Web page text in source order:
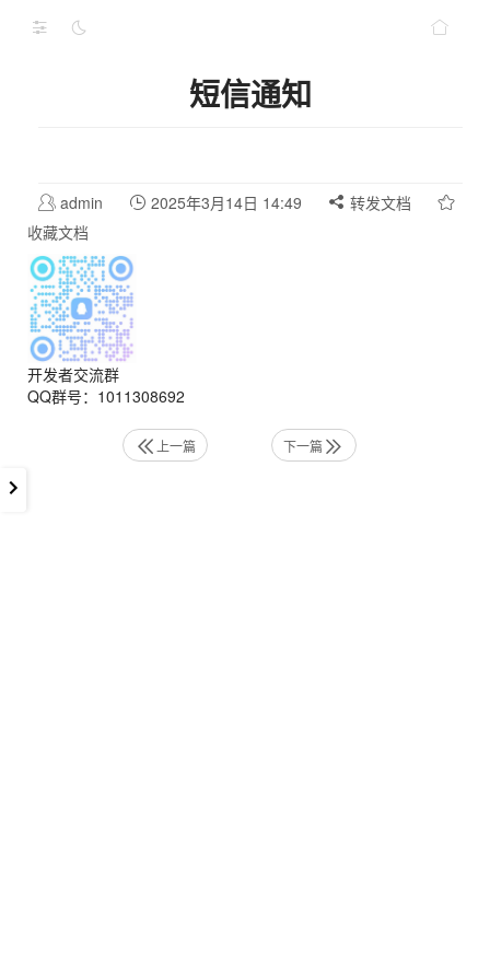
短信通知
admin 2025年3月14日 14:49
转发文档
收藏文档
开发者交流群
QQ群号：1011308692
上一篇 下一篇